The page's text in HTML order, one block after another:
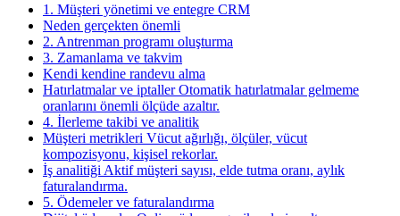
1. Müşteri yönetimi ve entegre CRM
Neden gerçekten önemli
2. Antrenman programı oluşturma
3. Zamanlama ve takvim
Kendi kendine randevu alma
Hatırlatmalar ve iptaller Otomatik hatırlatmalar gelmeme
oranlarını önemli ölçüde azaltır.
4. İlerleme takibi ve analitik
Müşteri metrikleri Vücut ağırlığı, ölçüler, vücut
kompozisyonu, kişisel rekorlar.
İş analitiği Aktif müşteri sayısı, elde tutma oranı, aylık
faturalandırma.
5. Ödemeler ve faturalandırma